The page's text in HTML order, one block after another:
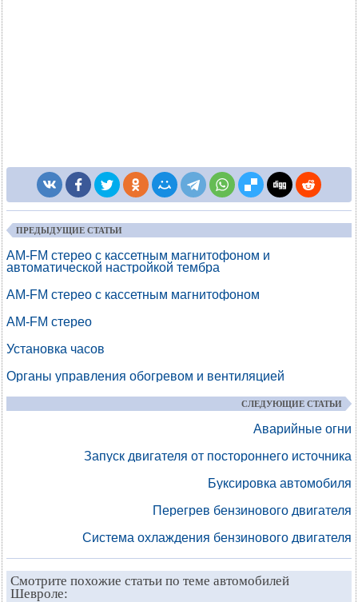
ПРЕДЫДУЩИЕ СТАТЬИ
AM-FM стерео с кассетным магнитофоном и
автоматической настройкой тембра
AM-FM стерео с кассетным магнитофоном
AM-FM стерео
Установка часов
Органы управления обогревом и вентиляцией
СЛЕДУЮЩИЕ СТАТЬИ
Аварийные огни
Запуск двигателя от постороннего источника
Буксировка автомобиля
Перегрев бензинового двигателя
Система охлаждения бензинового двигателя
Смотрите похожие статьи по теме автомобилей
Шевроле: